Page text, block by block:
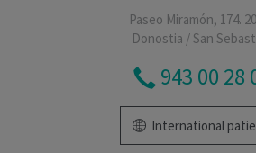
Paseo Miramón, 174.
Donostia / San
943 00 28
International